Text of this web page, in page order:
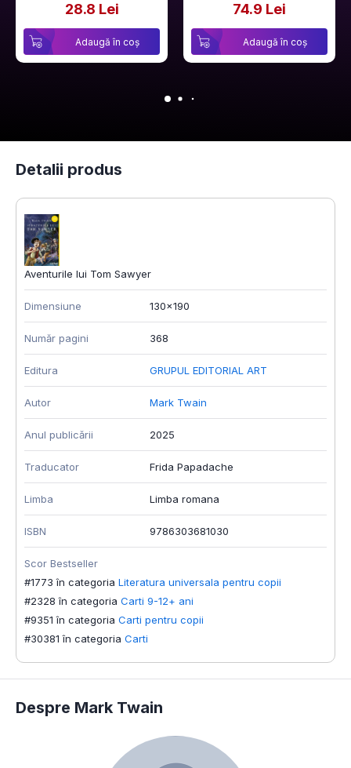
28.8 Lei
Adaugă în coș
74.9 Lei
Adaugă în coș
Detalii produs
Aventurile lui Tom Sawyer
Dimensiune 130x190
Număr pagini 368
Editura GRUPUL EDITORIAL ART
Autor Mark Twain
Anul publicării 2025
Traducator Frida Papadache
Limba Limba romana
ISBN 9786303681030
Scor Bestseller
#1773 în categoria Literatura universala pentru copii
#2328 în categoria Carti 9-12+ ani
#9351 în categoria Carti pentru copii
#30381 în categoria Carti
Despre Mark Twain